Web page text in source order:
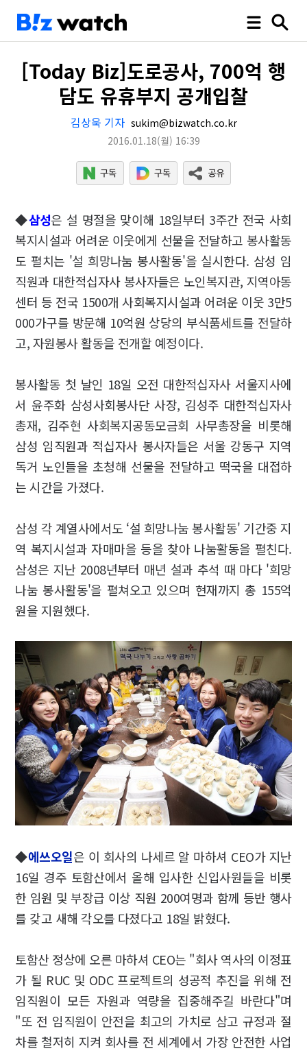
[Today Biz]도로공사, 700억 행
담도 유휴부지 공개입찰
김상욱 기자 sukim@bizwatch.co.kr
2016.01.18(월) 16:39
◆삼성은 설 명절을 맞이해 18일부터 3주간 전국 사회
복지시설과 어려운 이웃에게 선물을 전달하고 봉사활동
도 펼치는 '설 희망나눔 봉사활동'을 실시한다. 삼성 임
직원과 대한적십자사 봉사자들은 노인복지관, 지역아동
센터 등 전국 1500개 사회복지시설과 어려운 이웃 3만5
000가구를 방문해 10억원 상당의 부식품세트를 전달하
고, 자원봉사 활동을 전개할 예정이다.
봉사활동 첫 날인 18일 오전 대한적십자사 서울지사에
서 윤주화 삼성사회봉사단 사장, 김성주 대한적십자사
총재, 김주현 사회복지공동모금회 사무총장을 비롯해
삼성 임직원과 적십자사 봉사자들은 서울 강동구 지역
독거 노인들을 초청해 선물을 전달하고 떡국을 대접하
는 시간을 가졌다.
삼성 각 계열사에서도 ‘설 희망나눔 봉사활동' 기간중 지
역 복지시설과 자매마을 등을 찾아 나눔활동을 펼친다.
삼성은 지난 2008년부터 매년 설과 추석 때 마다 '희망
나눔 봉사활동'을 펼쳐오고 있으며 현재까지 총 155억
원을 지원했다.
◆에쓰오일은 이 회사의 나세르 알 마하셔 CEO가 지난
16일 경주 토함산에서 올해 입사한 신입사원들을 비롯
한 임원 및 부장급 이상 직원 200여명과 함께 등반 행사
를 갖고 새해 각오를 다졌다고 18일 밝혔다.
토함산 정상에 오른 마하셔 CEO는 "회사 역사의 이정표
가 될 RUC 및 ODC 프로젝트의 성공적 추진을 위해 전
임직원이 모든 자원과 역량을 집중해주길 바란다"며
"또 전 임직원이 안전을 최고의 가치로 삼고 규정과 절
차를 철저히 지켜 회사를 전 세계에서 가장 안전한 사업